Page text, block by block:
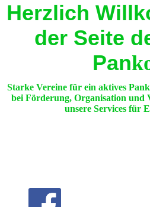
Herzlich
der Seite
Pan
Starke Vereine für ein aktives
bei Förderung, Organisation und
unsere Services für